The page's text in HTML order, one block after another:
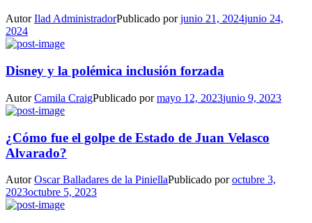
AutorIlad AdministradorPublicado porjunio 21, 2024junio 24,
2024
Disney y la polémica inclusión forzada
AutorCamila CraigPublicado pormayo 12, 2023junio 9, 2023
¿Cómo fue el golpe de Estado de Juan Velasco
Alvarado?
AutorOscar Balladares de la PiniellaPublicado poroctubre 3,
2023octubre 5, 2023